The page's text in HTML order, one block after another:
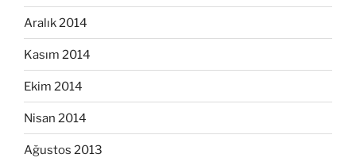
Aralık 2014
Kasım 2014
Ekim 2014
Nisan 2014
Ağustos 2013